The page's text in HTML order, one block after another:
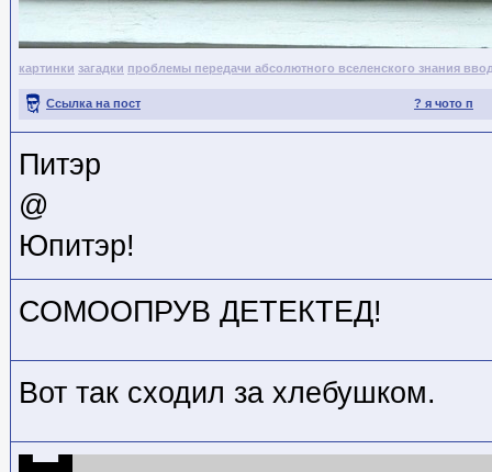
картинки загадки проблемы передачи абсолютного вселенского знания
? я чото п
Ссылка на пост
Питэр
@
Юпитэр!
СОМООПРУВ ДЕТЕКТЕД!
Вот так сходил за хлебушком.